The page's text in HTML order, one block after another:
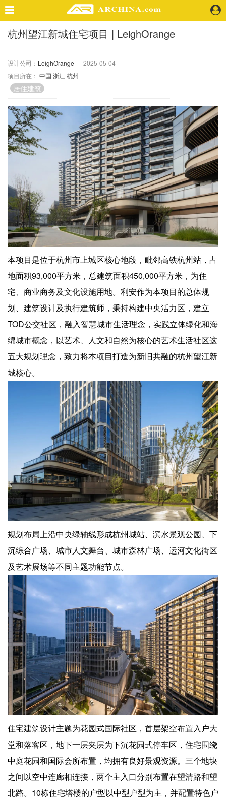
精选案例
景 观
室 内
视 频
头条资讯
业 界
机 构
地 产
快速搜索
企业招聘
企业会员
关于投稿
广告投放
关于我们
联系我们
杭州望江新城住宅项目 | LeighOrange
设计公司： LeighOrange
2025-05-04
项目所在： 中国 浙江 杭州
居住建筑
本项目是位于杭州市上城区核心地段，毗邻高铁杭州站，占
地面积93,000平方米，总建筑面积450,000平方米，为住
宅、商业商务及文化设施用地。利安作为本项目的总体规
划、建筑设计及执行建筑师，秉持构建中央活力区，建立
TOD公交社区，融入智慧城市生活理念，实践立体绿化和海
绵城市概念，以艺术、人文和自然为核心的艺术生活社区这
五大规划理念，致力将本项目打造为新旧共融的杭州望江新
城核心。
规划布局上沿中央绿轴线形成杭州城站、滨水景观公园、下
沉综合广场、城市人文舞台、城市森林广场、运河文化街区
及艺术展场等不同主题功能节点。
住宅建筑设计主题为花园式国际社区，首层架空布置入户大
堂和落客区，地下一层夹层为下沉花园式停车区，住宅围绕
中庭花园和国际会所布置，均拥有良好景观资源。三个地块
之间以空中连廊相连接，两个主入口分别布置在望清路和望
北路。10栋住宅塔楼的户型以中型户型为主，并配置特色户